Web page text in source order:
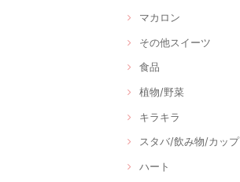
マカロン
その他スイーツ
食品
植物/野菜
キラキラ
スタバ/飲み物/カップ
ハート